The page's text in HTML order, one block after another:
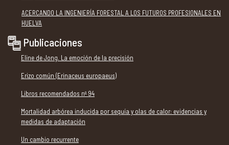
ACERCANDO LA INGENIERÍA FORESTAL A LOS FUTUROS PROFESIONALES EN
HUELVA
Publicaciones
Eline de Jong. La emoción de la precisión
Erizo común (Erinaceus europaeus)
Libros recomendados nº 94
Mortalidad arbórea inducida por sequía y olas de calor: evidencias y
medidas de adaptación
Un cambio recurrente